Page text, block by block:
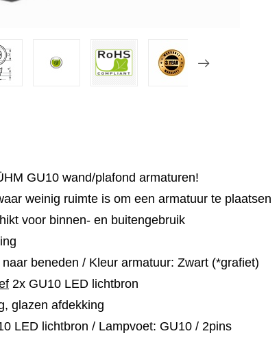
GU10 wand/plafond armaturen!
weinig ruimte is om een armatuur te plaatsen
voor binnen- en buitengebruik
beneden / Kleur armatuur: Zwart (*grafiet)
2x GU10 LED lichtbron
glazen afdekking
LED lichtbron / Lampvoet: GU10 / 2pins